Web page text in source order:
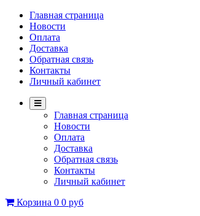
Главная страница
Новости
Оплата
Доставка
Обратная связь
Контакты
Личный кабинет
Главная страница
Новости
Оплата
Доставка
Обратная связь
Контакты
Личный кабинет
Корзина 0 0 руб